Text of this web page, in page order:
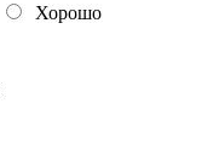
Хорошо